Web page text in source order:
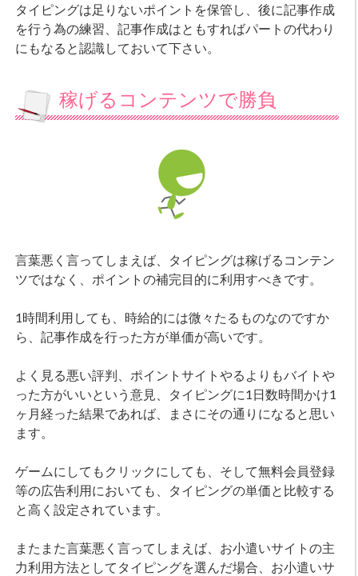
タイピングは足りないポイントを保管し、後に記事作成
を行う為の練習、記事作成はともすればパートの代わり
にもなると認識しておいて下さい。
稼げるコンテンツで勝負
言葉悪く言ってしまえば、タイピングは稼げるコンテン
ツではなく、ポイントの補完目的に利用すべきです。
1時間利用しても、時給的には微々たるものなのですか
ら、記事作成を行った方が単価が高いです。
よく見る悪い評判、ポイントサイトやるよりもバイトや
った方がいいという意見、タイピングに1日数時間かけ1
ヶ月経った結果であれば、まさにその通りになると思い
ます。
ゲームにしてもクリックにしても、そして無料会員登録
等の広告利用においても、タイピングの単価と比較する
と高く設定されています。
またまた言葉悪く言ってしまえば、お小遣いサイトの主
力利用方法としてタイピングを選んだ場合、お小遣いサ